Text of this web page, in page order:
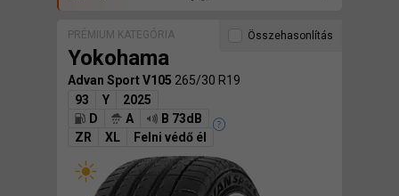
PRÉMIUM KATEGÓRIA
Yokohama
Advan Sport V105 265/30 R19
93
Y
2025
D
A
B 73dB
ZR
XL Felni védő él
Összehasonlítás